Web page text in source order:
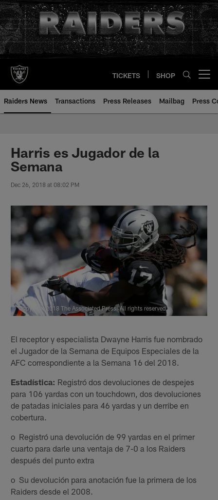
Skip
to
main
content
TICKETS SHOP
Raiders News Transactions Press Releases Mailbag Press
Harris es Jugador de la
Semana
Dec 26, 2018 at 08:02 PM
Copyright 2018 The Associated Press. All rights reserved
El receptor y especialista Dwayne Harris fue nombrado
el Jugador de la Semana de Equipos Especiales de la
AFC correspondiente a la Semana 16 del 2018.
Estadística: Registró dos devoluciones de despejes
para 106 yardas con un touchdown, dos devoluciones
de patadas iniciales para 46 yardas y un derribe en
cobertura.
o Registró una devolución de 99 yardas en el primer
cuarto para darle una ventaja de 7-0 a los Raiders
después del punto extra
o Su devolución para anotación fue la primera de los
Raiders desde el 2008.